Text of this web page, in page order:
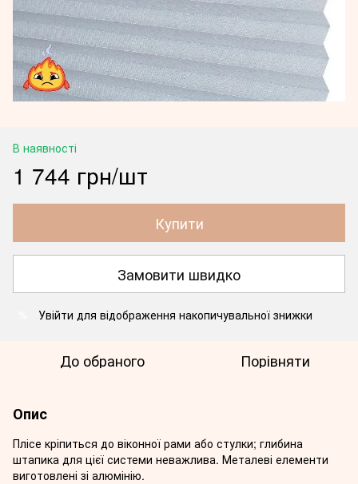
В наявності
1 744 грн/шт
Купити
Замовити швидко
Увійти для відображення накопичувальної знижки
До обраного Порівняти
Опис
Плісе кріпиться до віконної рами або стулки; глибина
штапика для цієї системи неважлива. Металеві елементи
виготовлені зі алюмінію.